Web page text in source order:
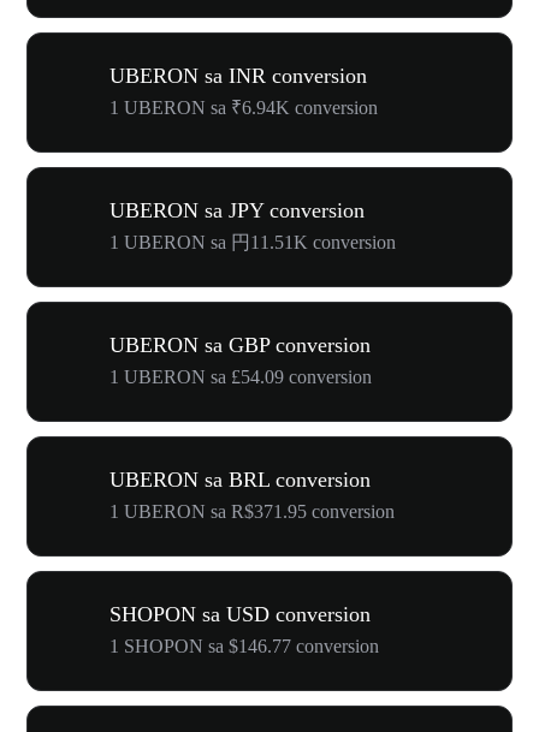
UBERON sa INR conversion
1 UBERON sa ₹6.94K conversion
UBERON sa JPY conversion
1 UBERON sa 円11.51K conversion
UBERON sa GBP conversion
1 UBERON sa £54.09 conversion
UBERON sa BRL conversion
1 UBERON sa R$371.95 conversion
SHOPON sa USD conversion
1 SHOPON sa $146.77 conversion